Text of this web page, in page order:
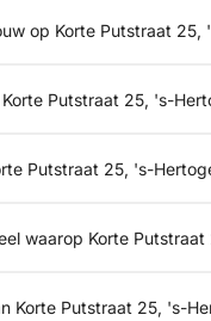
op Korte Putstraat 25,
Putstraat 25, 's-
Putstraat 25, 's-
waarop Korte
Korte Putstraat 25, 's-